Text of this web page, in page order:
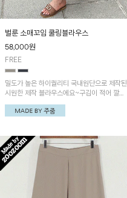
벌룬 소매꼬임 쿨링블라우스
58,000원
FREE
밀도가 높은 하이퀄리티 국내원단으로 제작된
시원한 제작 블라우스에요~구김이 적어 깔끔
한 실루엣을 유지하며 소매꼬임 디테일로 여성
스러운 분위기를 연출해 주어 편안하게 착용하